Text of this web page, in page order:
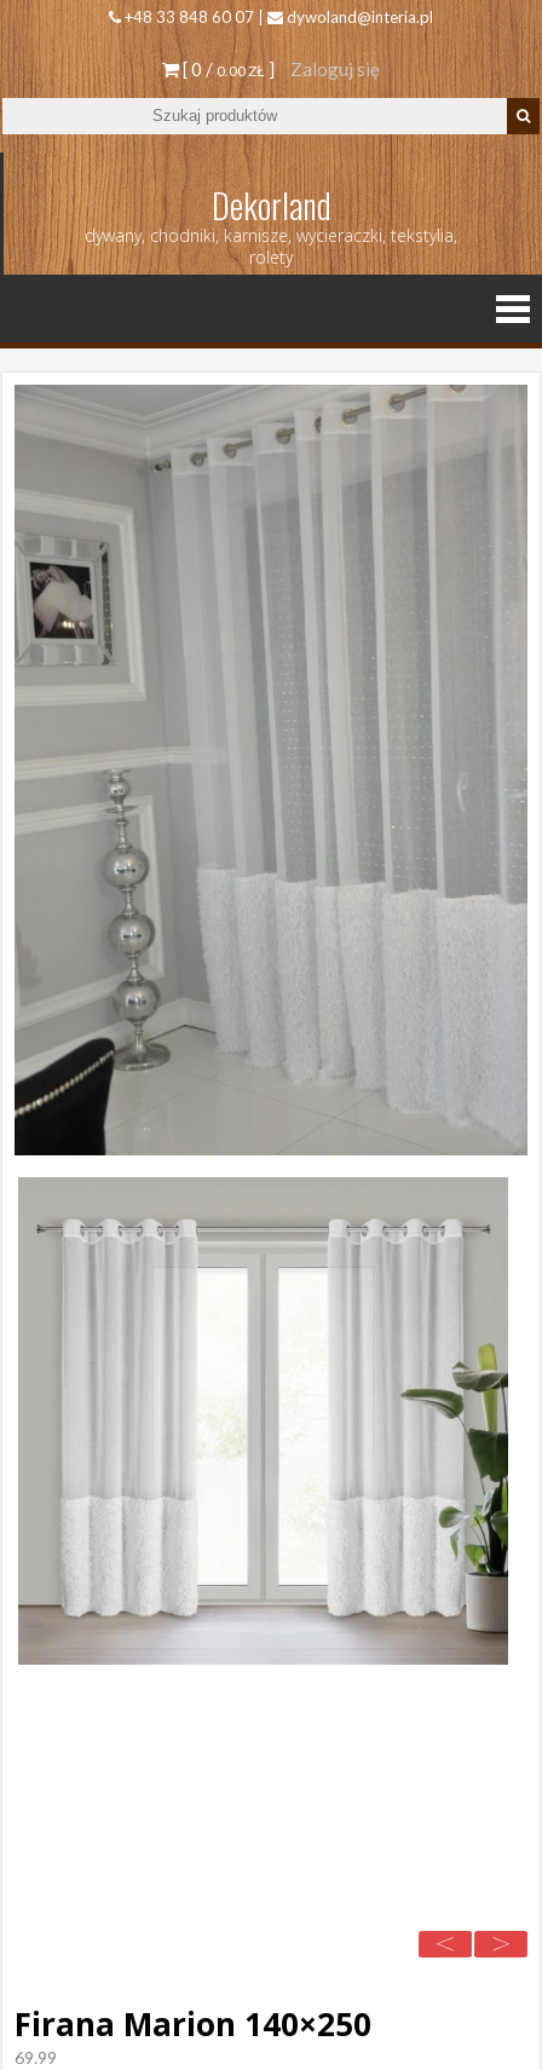
+48 33 848 60 07 | dywoland@interia.pl
[ 0 /0.00 ZŁ ] Zaloguj się
Dekorland
dywany, chodniki, karnisze, wycieraczki, tekstylia,
rolety
Firana Marion 140×250
69.99